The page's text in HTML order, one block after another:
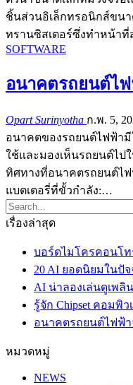
ชิ้นส่วนอิเล็กทรอนิกส์ขนา
ทรานซิสเตอร์ซึ่งทำหน้
SOFTWARE
อนาคตรถยนต์ไฟ
Opart Surinyotha ก.พ. 5,
อนาคตของรถยนต์ไฟฟ้ามี
ใช้และมองเห็นรถยนต์ไป
ทิศทางที่อนาคตรถยนต์ไฟ
แบตเตอรี่ที่ขั้วกำลัง:…
เรื่องล่าสุด
บอร์ดไมโครคอนโทร
20 AI ยอดนิยมในปั
AI น่าลองเล่นดูเพลิ
รู้จัก Chipset คอมพิ
อนาคตรถยนต์ไฟฟ้า
หมวดหมู่
NEWS